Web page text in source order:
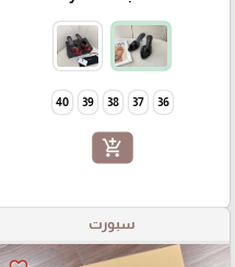
36
37
38
39
40
add_shopping_cart
سبورت